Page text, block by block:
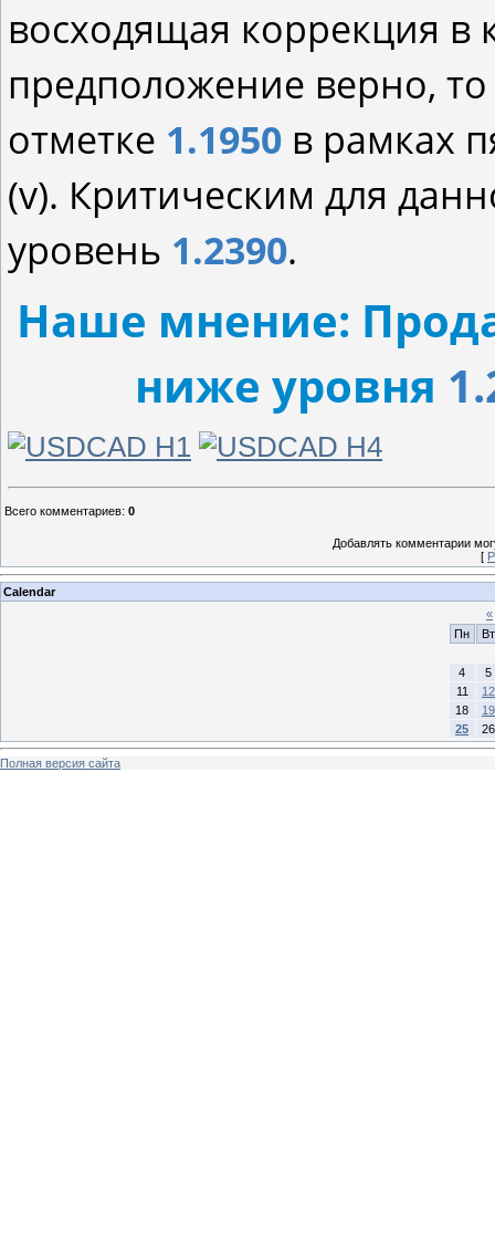
восходящая коррекция в
предположение верно,
отметке 1.1950 в рамках
(v). Критическим для
уровень 1.2390.
Наше мнение:
ниже уровня
Всего комментариев: 0
Добавлять комментарии
[
Calendar
«
Пн
Вт
4
5
11
12
18
19
25
26
Полная версия сайта